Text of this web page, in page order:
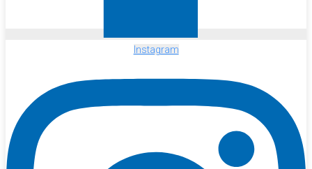
Instagram